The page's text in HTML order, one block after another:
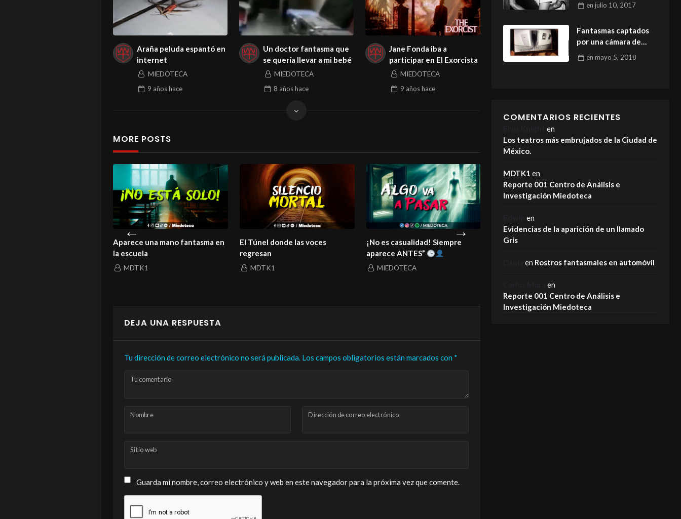
Araña peluda espantó en
internet
MIEDOTECA
9 añoshace
Un doctor fantasma que
se quería llevar a mi bebé
MIEDOTECA
8 añoshace
Jane Fonda iba a
participar en El Exorcista
MIEDOTECA
9 añoshace
MORE POSTS
Aparece una mano fantasma en
la escuela
MDTK1
El Túnel donde las voces
regresan
MDTK1
¡No es casualidad! Siempre
aparece ANTES”
MIEDOTECA
¡Este es el motivo por el que los
MIEDOTECA
DEJA UNA RESPUESTA
Tu dirección de correo electrónico no será publicada. Los campos obligatorios están marcados con *
Tu comentario
Nombre Dirección de correo electrónico
Sitio web
Guarda mi nombre, correo electrónico y web en este navegador para la próxima vez que comente.
enjulio 10, 2017
Fantasmas captados
por una cámara de
seguridad
enmayo 5, 2018
COMENTARIOS RECIENTES
en
Los teatros más embrujados de la Ciudad de
México.
MDTK1 en
Reporte 001 Centro de Análisis e
Investigación Miedoteca
en
Evidencias de la aparición de un llamado
Gris
en Rostros fantasmales en automóvil
en
Reporte 001 Centro de Análisis e
Investigación Miedoteca